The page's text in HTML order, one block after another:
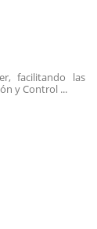
facilitando las
y Control ...